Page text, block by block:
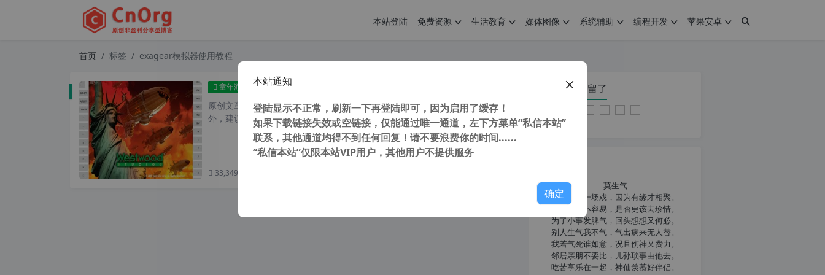
本站登陆 免费资源 生活教育 媒体图像 系统辅助 编程开发 苹果安卓
首页 标签 exagear模拟器使用教程
童年游戏 让手机也能玩红警2游戏ExaGear Strategies v3模拟器直装版附教程
原创文章，转载请注明： 转载自cnorg.12hp.de 注意：由于网站空间位于国
外，建议避开晚上的访问高峰期...
33,349 次浏览
您在本页停留了
莫生气
人生就像一场戏，因为有缘才相聚。
相扶到老不容易，是否更该去珍惜。
为了小事发脾气，回头想想又何必。
别人生气我不气，气出病来无人替。
我若气死谁如意，况且伤神又费力。
邻居亲朋不要比，儿孙琐事由他去。
吃苦享乐在一起，神仙羡慕好伴侣。
本站通知
登陆显示不正常，刷新一下再登陆即可，因为启用了缓存！
如果下载链接失效或空链接，仅能通过唯一通道，左下方菜单“私信本站”
联系，其他通道均得不到任何回复！请不要浪费你的时间......
“私信本站”仅限本站VIP用户，其他用户不提供服务
确定